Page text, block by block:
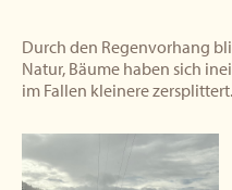
Durch den Regenvorhang
Natur, Bäume haben sich
im Fallen kleinere zersplittert.